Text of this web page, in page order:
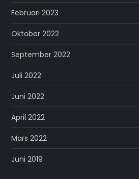
Februari 2023
Oktober 2022
September 2022
Juli 2022
Juni 2022
April 2022
Mars 2022
Juni 2019